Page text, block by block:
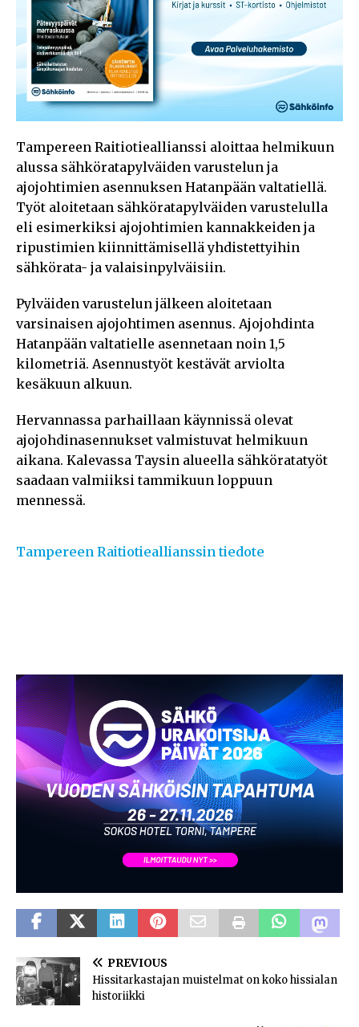
Tampereen Raitiotieallianssi aloittaa helmikuun
alussa sähköratapylväiden varustelun ja
ajojohtimien asennuksen Hatanpään valtatiellä.
Työt aloitetaan sähköratapylväiden varustelulla
eli esimerkiksi ajojohtimien kannakkeiden ja
ripustimien kiinnittämisellä yhdistettyihin
sähkörata- ja valaisinpylväisiin.
Pylväiden varustelun jälkeen aloitetaan
varsinaisen ajojohtimen asennus. Ajojohdinta
Hatanpään valtatielle asennetaan noin 1,5
kilometriä. Asennustyöt kestävät arviolta
kesäkuun alkuun.
Hervannassa parhaillaan käynnissä olevat
ajojohdinasennukset valmistuvat helmikuun
aikana. Kalevassa Taysin alueella sähköratatyöt
saadaan valmiiksi tammikuun loppuun
mennessä.
Tampereen Raitiotieallianssin tiedote
PREVIOUS
Hissitarkastajan muistelmat on koko hissialan
historiikki